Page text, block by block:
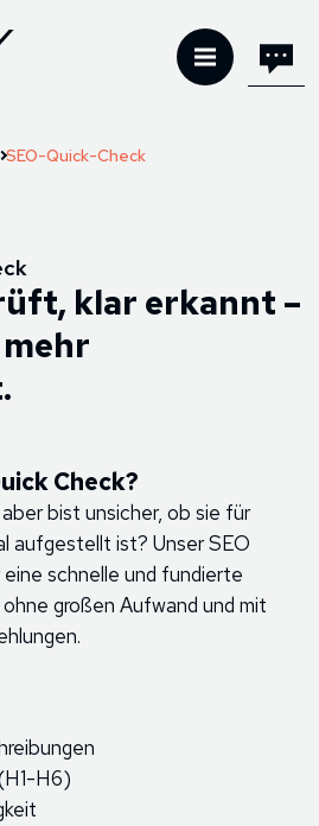
SEO-Quick-Check
klar erkannt –
Check?
bist unsicher, ob sie für
aufgestellt ist? UnserSEO
schnelle und fundierte
großen Aufwand und mit
H6)